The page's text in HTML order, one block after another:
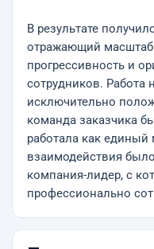
В результате
отражающий
прогрессивность и
сотрудников. Работа
исключительно
команда заказчика
работала как единый
взаимодействия
компания-лидер, с
профессионально